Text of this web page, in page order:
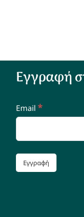
Εγγραφή
Email *